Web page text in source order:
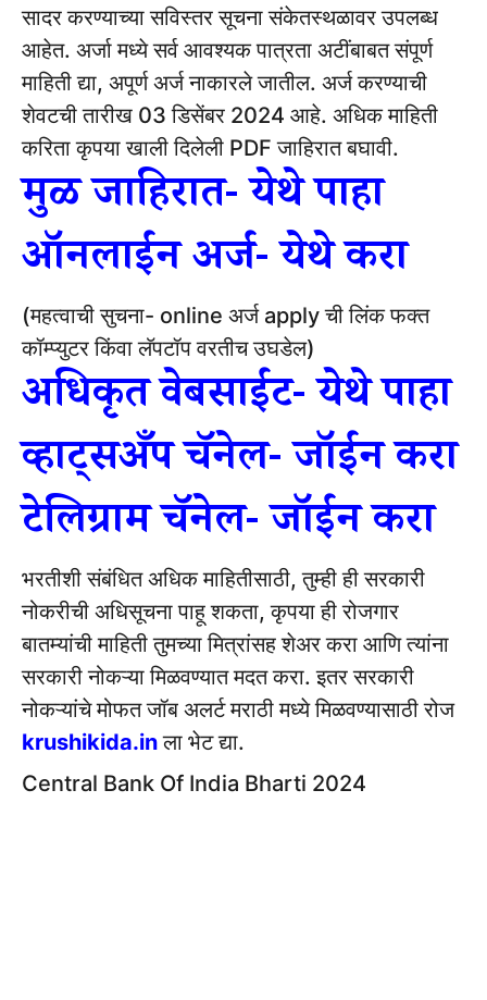
सादर करण्याच्या सविस्तर सूचना संकेतस्थळावर उपलब्ध
आहेत. अर्जा मध्ये सर्व आवश्यक पात्रता अटींबाबत संपूर्ण
माहिती द्या, अपूर्ण अर्ज नाकारले जातील. अर्ज करण्याची
शेवटची तारीख 03 डिसेंबर 2024 आहे. अधिक माहिती
करिता कृपया खाली दिलेली PDF जाहिरात बघावी.
मुळ जाहिरात- येथे पाहा
ऑनलाईन अर्ज- येथे करा
(महत्वाची सुचना- online अर्ज apply ची लिंक फक्त
कॉम्प्युटर किंवा लॅपटॉप वरतीच उघडेल)
अधिकृत वेबसाईट- येथे पाहा
व्हाट्सअँप चॅनेल- जॉईन करा
टेलिग्राम चॅनेल- जॉईन करा
भरतीशी संबंधित अधिक माहितीसाठी, तुम्ही ही सरकारी
नोकरीची अधिसूचना पाहू शकता, कृपया ही रोजगार
बातम्यांची माहिती तुमच्या मित्रांसह शेअर करा आणि त्यांना
सरकारी नोकऱ्या मिळवण्यात मदत करा. इतर सरकारी
नोकऱ्यांचे मोफत जॉब अलर्ट मराठी मध्ये मिळवण्यासाठी रोज
krushikida.inला भेट द्या.
Central Bank Of India Bharti 2024